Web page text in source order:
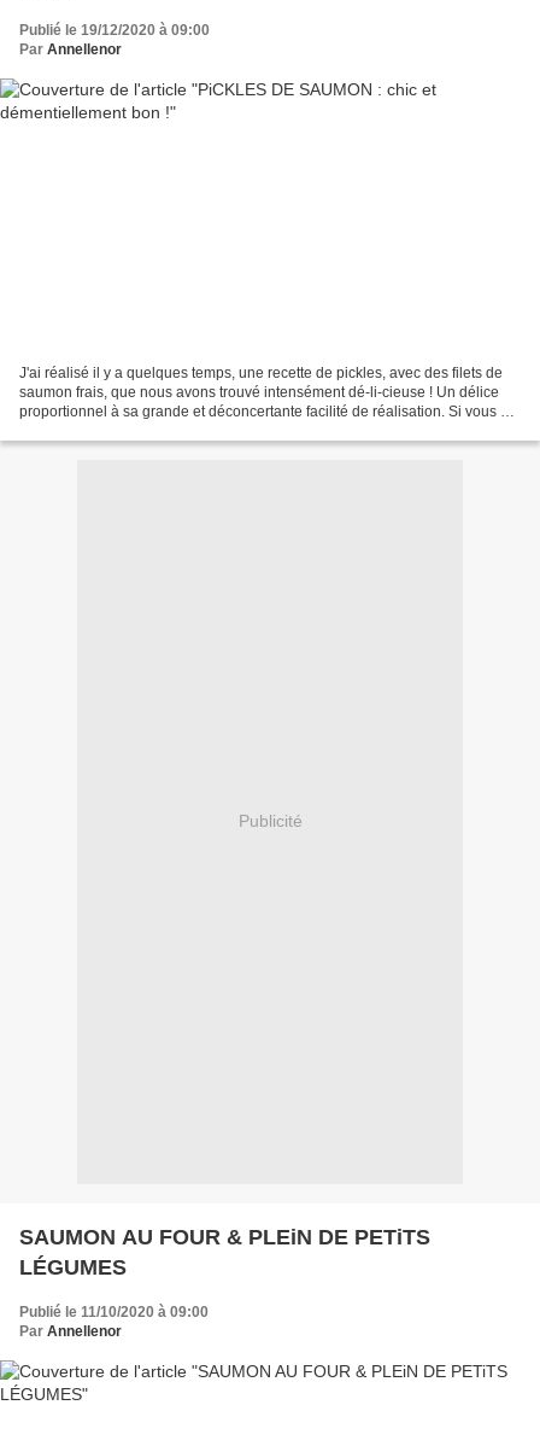
Publié le 19/12/2020 à 09:00
Par Annellenor
J'ai réalisé il y a quelques temps, une recette de pickles, avec des filets de
saumon frais, que nous avons trouvé intensément dé-li-cieuse ! Un délice
proportionnel à sa grande et déconcertante facilité de réalisation. Si vous ne
Publicité
SAUMON AU FOUR & PLEiN DE PETiTS
LÉGUMES
Publié le 11/10/2020 à 09:00
Par Annellenor